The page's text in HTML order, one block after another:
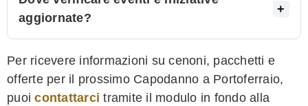
aggiornate?
Per ricevere informazioni su cenoni, pacchetti e
offerte per il prossimo Capodanno a Portoferraio,
puoicontattarci tramite il modulo in fondo alla